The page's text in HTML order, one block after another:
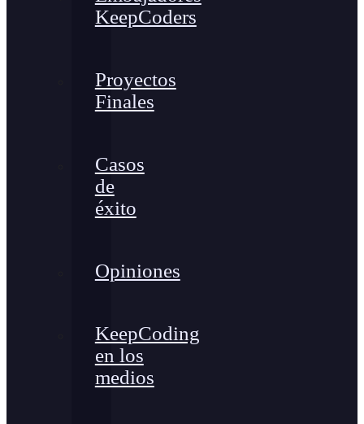
KeepCoders
Proyectos
Finales
Casos
de
éxito
Opiniones
KeepCoding
en los
medios